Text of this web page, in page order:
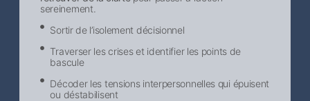
sereinement.
Sortir de l’isolement décisionnel​
Traverser les crises et identifier les points de
bascule
Décoder les tensions interpersonnelles qui épuisent
ou déstabilisent